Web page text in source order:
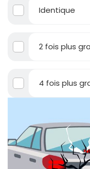
Identique
2 fois plus
4 fois plus